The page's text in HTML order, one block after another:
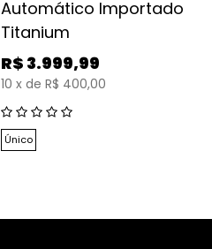
Automático Importado
Titanium
R$ 3.999,99
10 x de R$ 400,00
Único